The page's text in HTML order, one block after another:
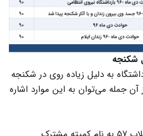
به دلیل زیاده روی در شکنجه
جمله می‌توان به این موارد اشاره